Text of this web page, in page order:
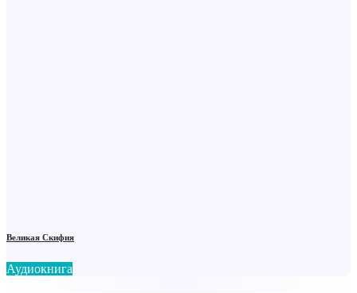
Великая Скифия
Аудиокнига